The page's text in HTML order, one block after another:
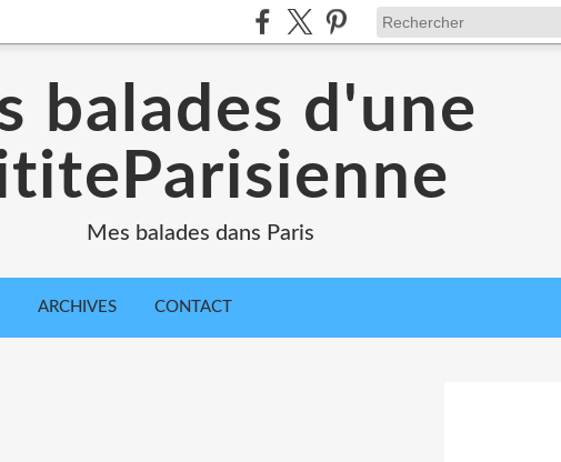
balades d'une
Mes balades dans Paris
ARCHIVES CONTACT